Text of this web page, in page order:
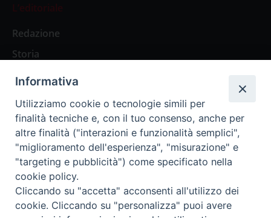
L’editoriale
Redazione
Storia
Abbonamenti
Abbonamento Annuale Digitale
Abbonamento Annuale Cartaceo
Abbonamento Singola Copia Digitale
Informativa
Utilizziamo cookie o tecnologie simili per
finalità tecniche e, con il tuo consenso, anche per
altre finalità ("interazioni e funzionalità semplici",
"miglioramento dell'esperienza", "misurazione" e
"targeting e pubblicità") come specificato nella
cookie policy.
Cliccando su "accetta" acconsenti all'utilizzo dei
cookie. Cliccando su "personalizza" puoi avere